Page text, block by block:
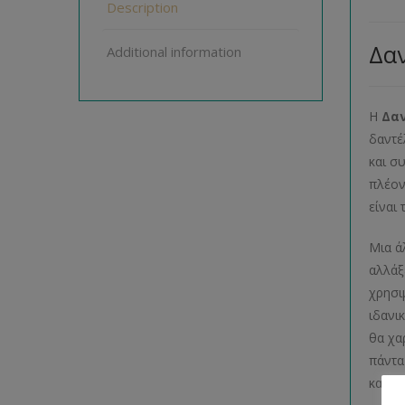
Description
Additional information
Η
και
Μια
θα